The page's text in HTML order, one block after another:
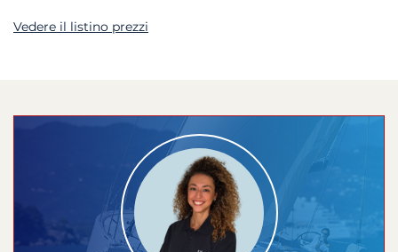
Vedere il listino prezzi